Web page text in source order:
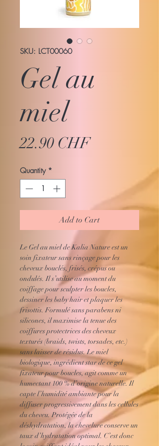
SKU: LCT00060
Gel au
miel
22.90 CHFPrice
Quantity *
Add to Cart
Le Gel au miel de Kalia Nature est un
soin fixateur sans rinçage pour les
cheveux bouclés, frisés, crépus ou
ondulés. Il s’utilise au moment du
coiffage pour sculpter les boucles,
dessiner les baby hair et plaquer les
frisottis. Formulé sans parabens ni
silicones, il maximise la tenue des
coiffures protectrices des cheveux
texturés (braids, twists, torsades, etc.)
sans laisser de résidus. Le miel
biologique, ingrédient star de ce gel
fixateur pour boucles, agit comme un
humectant 100 % d’origine naturelle. Il
capte l’humidité ambiante pour la
diffuser progressivement dans les cellules
du cheveu. Protégée de la
déshydratation, la chevelure conserve un
taux d’hydratation optimal. C’est donc